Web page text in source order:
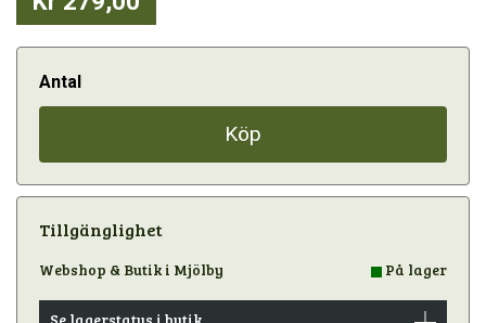
Antal
Köp
Tillgänglighet
Webshop & Butik i Mjölby På lager